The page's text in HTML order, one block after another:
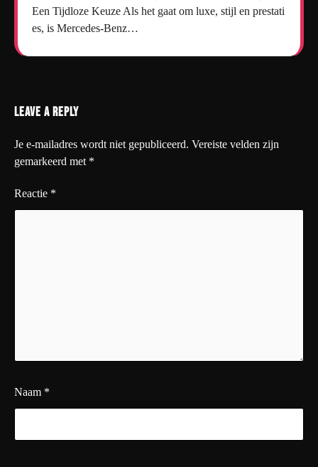
Een Tijdloze Keuze Als het gaat om luxe, stijl en prestati
es, is Mercedes-Benz…
Leave a Reply
Je e-mailadres wordt niet gepubliceerd. Vereiste velden zijn
gemarkeerd met *
Reactie *
Naam *